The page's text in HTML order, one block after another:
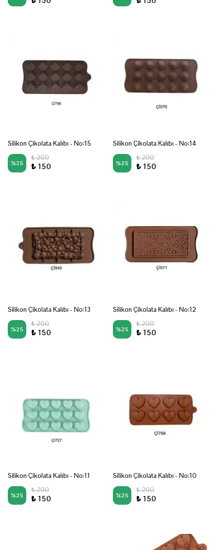
Silikon Çikolata Kalıbı - No:15
%25
₺ 200
₺ 150
Silikon Çikolata Kalıbı - No:14
%25
₺ 200
₺ 150
Silikon Çikolata Kalıbı - No:13
%25
₺ 200
₺ 150
Silikon Çikolata Kalıbı - No:12
%25
₺ 200
₺ 150
Silikon Çikolata Kalıbı - No:11
%25
₺ 200
₺ 150
Silikon Çikolata Kalıbı - No:10
%25
₺ 200
₺ 150